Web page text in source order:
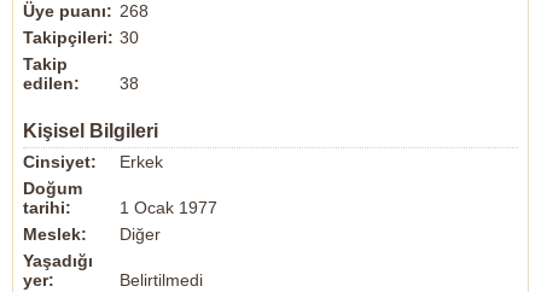
Üye puanı: 268
Takipçileri: 30
Takip
edilen:
38
Kişisel Bilgileri
Cinsiyet:
Erkek
Doğum
tarihi:
1 Ocak 1977
Meslek:
Diğer
Yaşadığı
yer:
Belirtilmedi